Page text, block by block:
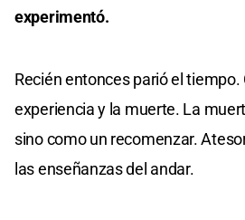
experimentó.
Recién entonces parió el tiempo.
experiencia y la muerte. La
sino como un recomenzar.
las enseñanzas del andar.